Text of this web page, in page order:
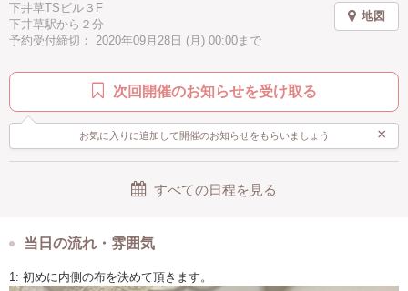
下井草TSビル３F
下井草駅から２分
予約受付締切： 2020年09月28日 (月) 00:00まで
地図
次回開催のお知らせを受け取る
お気に入りに追加して開催のお知らせをもらいましょう ×
すべての日程を見る
当日の流れ・雰囲気
1: 初めに内側の布を決めて頂きます。